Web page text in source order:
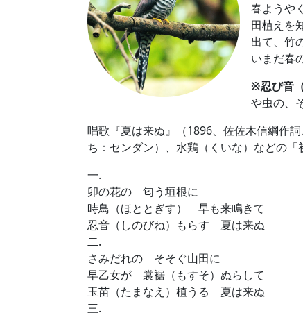
春ようや
田植えを
出て、竹
いまだ春
※忍び音
や虫の、
唱歌『夏は来ぬ』（1896、佐佐木信綱作
ち：センダン）、水鶏（くいな）などの「
一.
卯の花の 匂う垣根に
時鳥（ほととぎす） 早も来鳴きて
忍音（しのびね）もらす 夏は来ぬ
二.
さみだれの そそぐ山田に
早乙女が 裳裾（もすそ）ぬらして
玉苗（たまなえ）植うる 夏は来ぬ
三.